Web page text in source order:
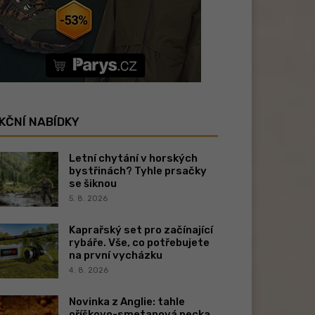
NABÍDKY
Letní chytání v horských
bystřinách? Tyhle prsačky
se šiknou
5. 8. 2026
Kaprařský set pro začínající
rybáře. Vše, co potřebujete
na první vycházku
4. 8. 2026
Novinka z Anglie: tahle